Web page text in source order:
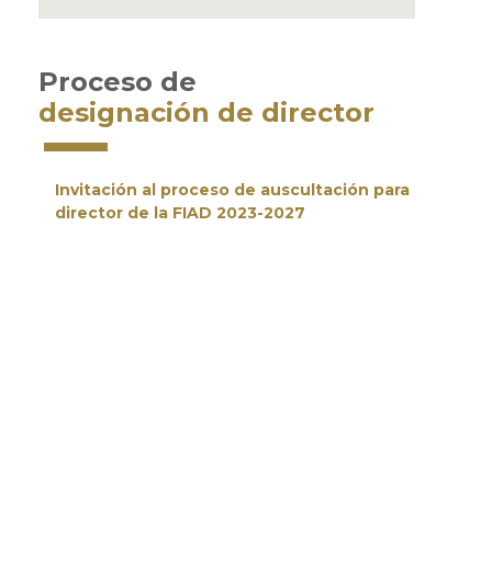
Proceso de
designación de director
Invitación al proceso de auscultación para
director de la FIAD 2023-2027